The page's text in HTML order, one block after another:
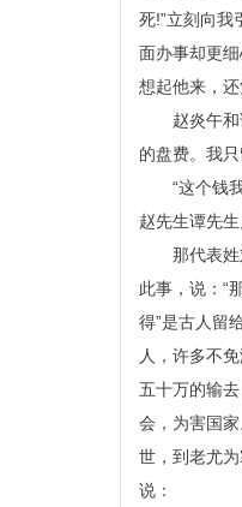
死!”立刻向我
面办事却更
想起他来，还
赵炎午
的盘费。我
“这个钱
赵先生谭先
那代表
此事，说：“
得”是古人留
人，许多不
五十万的输
会，为害国
世，到老尤
说：